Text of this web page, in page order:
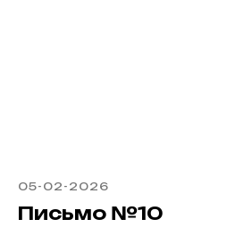
05-02-2026
Письмо №10